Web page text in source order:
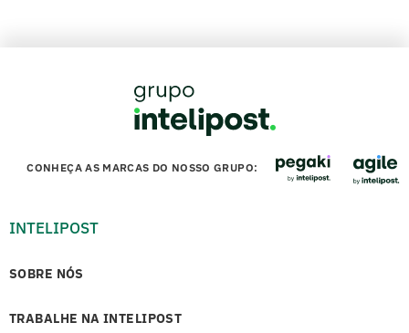
CONHEÇA AS MARCAS DO NOSSO GRUPO:
INTELIPOST
SOBRE NÓS
TRABALHE NA INTELIPOST